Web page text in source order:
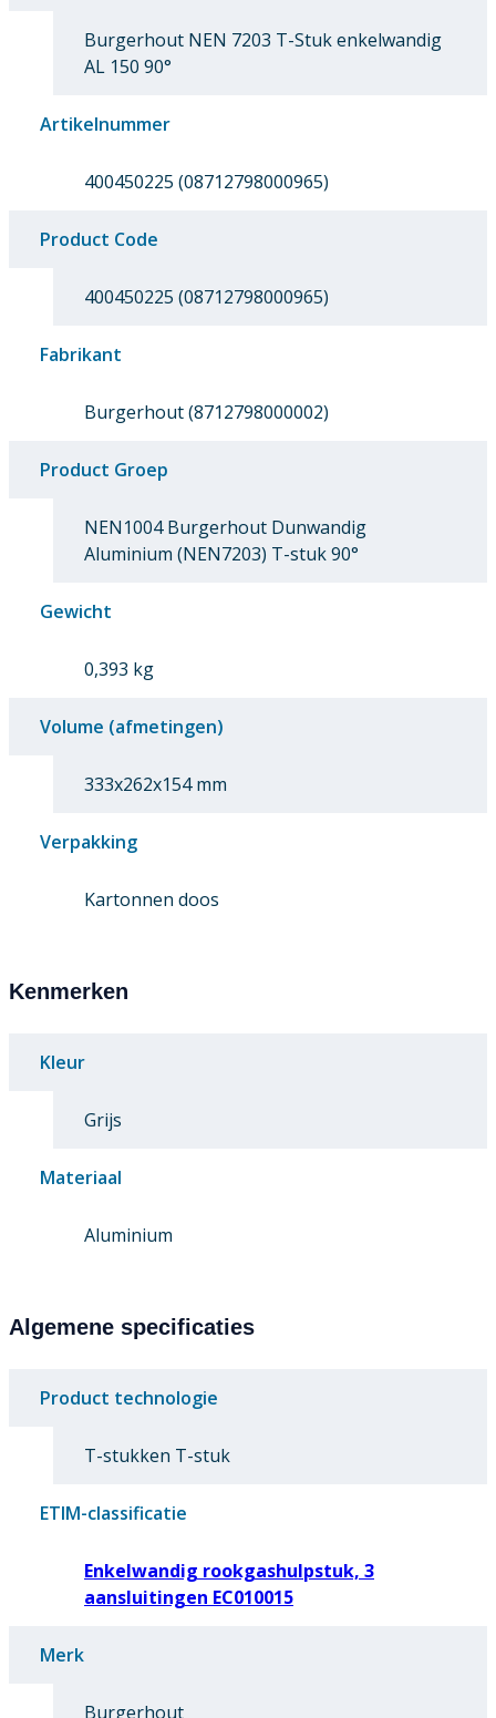
Burgerhout NEN 7203 T-Stuk enkelwandig
AL 150 90°
Artikelnummer
400450225 (08712798000965)
Product Code
400450225 (08712798000965)
Fabrikant
Burgerhout (8712798000002)
Product Groep
NEN1004 Burgerhout Dunwandig
Aluminium (NEN7203) T-stuk 90°
Gewicht
0,393 kg
Volume (afmetingen)
333x262x154 mm
Verpakking
Kartonnen doos
Kenmerken
Kleur
Grijs
Materiaal
Aluminium
Algemene specificaties
Product technologie
T-stukken T-stuk
ETIM-classificatie
Enkelwandig rookgashulpstuk, 3
aansluitingen EC010015
Merk
Burgerhout